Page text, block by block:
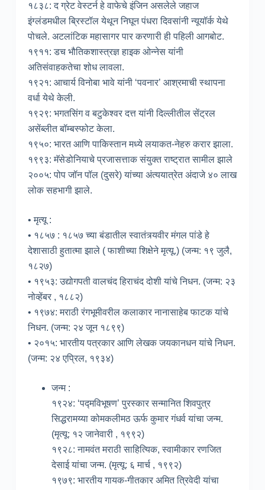
१८३८: द ग्रेट वेस्टर्न हे वाफेचे इंजिन असलेले जहाज
इंग्लंडमधील ब्रिस्टॉल येथून निघून पंधरा दिवसांनी न्यूयॉर्क येथे
पोचले. अटलांटिक महासागर पार करणारी ही पहिली आगबोट.
१९११: डच भौतिकशास्त्रज्ञ हाइक ओन्नेस यांनी
अतिसंवाहकतेचा शोध लावला.
१९२१: आचार्य विनोबा भावे यांनी ‘पवनार’ आश्रमाची स्थापना
वर्धा येथे केली.
१९२९: भगतसिंग व बटुकेश्वर दत्त यांनी दिल्लीतील सेंट्रल
असेंब्लीत बॉम्बस्फोट केला.
१९५०: भारत आणि पाकिस्तान मध्ये लयाकत-नेहरु करार झाला.
१९९३: मॅसेडोनियाचे प्रजासत्ताक संयुक्त राष्ट्रात सामील झाले
२००५: पोप जॉन पॉल (दुसरे) यांच्या अंत्ययात्रेत अंदाजे ४० लाख
लोक सहभागी झाले.
• मृत्यू :
• १८५७ : १८५७ च्या बंडातील स्वातंत्र्यवीर मंगल पांडे हे
देशासाठी हुतात्मा झाले ( फाशीच्या शिक्षेने मृत्यू.) (जन्म: १९ जुलै,
१८२७)
• १९५३: उद्योगपती वालचंद हिराचंद दोशी यांचे निधन. (जन्म: २३
नोव्हेंबर , १८८२)
• १९७४: मराठी रंगभूमीवरील कलाकार नानासाहेब फाटक यांचे
निधन. (जन्म: २४ जून १८९९)
• २०१५: भारतीय पत्रकार आणि लेखक जयकानधन यांचे निधन.
(जन्म: २४ एप्रिल, १९३४)
जन्म :
१९२४: ‘पद्मविभूषण’ पुरस्कार सन्मानित शिवपुत्र
सिद्धरामय्या कोमकलीमठ ऊर्फ कुमार गंधर्व यांचा जन्म.
(मृत्यू: १२ जानेवारी , १९९२)
१९२८: नामवंत मराठी साहित्यिक, स्वामीकार रणजित
देसाई यांचा जन्म. (मृत्यू: ६ मार्च , १९९२)
१९७९: भारतीय गायक-गीतकार अमित त्रिवेदी यांचा